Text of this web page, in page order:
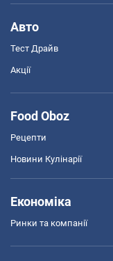
Авто
Тест Драйв
Акції
Food Oboz
Рецепти
Новини Кулінарії
Економіка
Ринки та компанії